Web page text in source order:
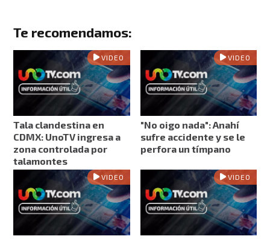
Te recomendamos:
VIDEO
Tala clandestina en
CDMX: UnoTV ingresa a
zona controlada por
talamontes
VIDEO
"No oigo nada": Anahí
sufre accidente y se le
perfora un tímpano
VIDEO VIDEO